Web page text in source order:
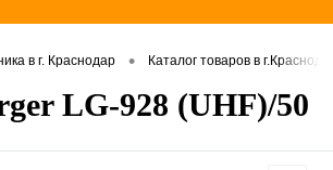
в г. Краснодар • Каталог товаров в
LG-928 (UHF)/50